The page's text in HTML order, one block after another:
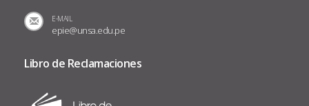
E-MAIL
epie@unsa.edu.pe
Libro de Reclamaciones